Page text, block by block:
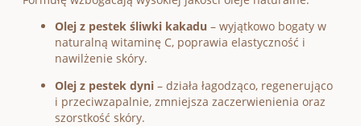
Olej z pestek śliwki kakadu – wyjątkowo bogaty w
naturalną witaminę C, poprawia elastyczność i
nawilżenie skóry.
Olej z pestek dyni – działa łagodząco, regenerująco
i przeciwzapalnie, zmniejsza zaczerwienienia oraz
szorstkość skóry.